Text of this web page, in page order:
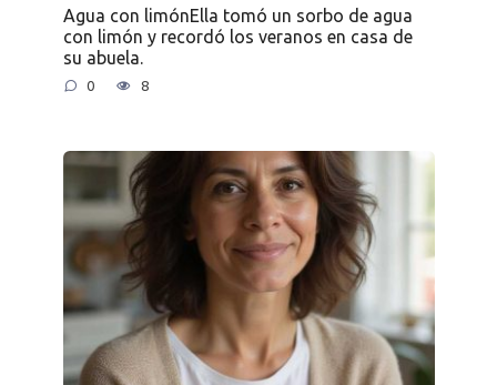
Agua con limónElla tomó un sorbo de agua
con limón y recordó los veranos en casa de
su abuela.
0 8